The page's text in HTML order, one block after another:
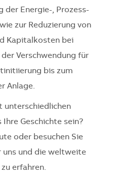
der Energie-, Prozess-
zur Reduzierung von
Kapitalkosten bei
Verschwendung für
bis zum
Anlage.
unterschiedlichen
Geschichte sein?
oder besuchen Sie
uns und die weltweite
erfahren.